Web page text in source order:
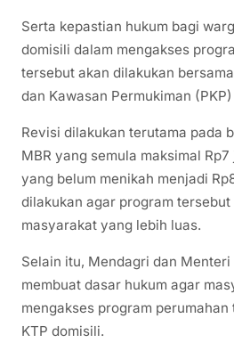
Serta kepastian hukum bagi
domisili dalam mengakses
tersebut akan dilakukan
dan Kawasan Permukiman
Revisi dilakukan terutama pada
MBR yang semula maksimal
yang belum menikah menjadi
dilakukan agar program
masyarakat yang lebih luas.
Selain itu, Mendagri dan Menteri
membuat dasar hukum agar
mengakses program
KTP domisili.